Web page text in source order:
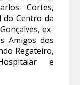
Cortes,
do Centro da
ex-
Amigos dos
Regateiro,
e